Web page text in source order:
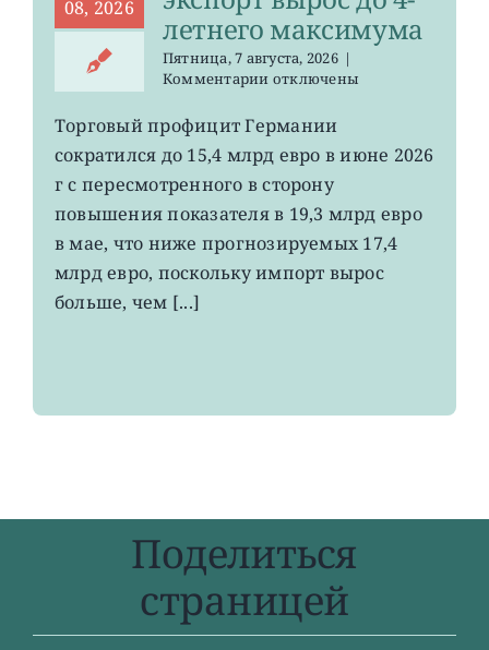
08, 2026
летнего максимума
Пятница, 7 августа, 2026 |
Комментариик
EWG:
немецкий
экспорт
вырос
4-
летнего
отключены
Торговый профицит Германии
сократился до 15,4 млрд евро в июне 2026
г с пересмотренного в сторону
повышения показателя в 19,3 млрд евро
в мае, что ниже прогнозируемых 17,4
млрд евро, поскольку импорт вырос
больше, чем [...]
Поделиться
страницей